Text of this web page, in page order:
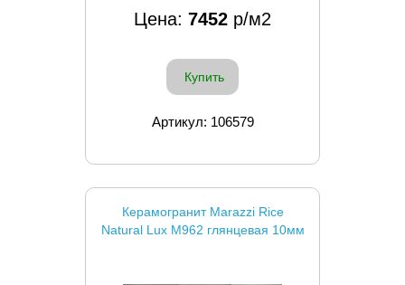
Цена: 7452 р/м2
Купить
Артикул: 106579
Керамогранит Marazzi Rice
Natural Lux M962 глянцевая 10мм